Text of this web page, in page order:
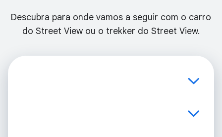
Descubra para onde vamos a seguir com o carro
do Street View ou o trekker do Street View.